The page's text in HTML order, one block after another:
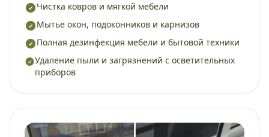
Чистка ковров и мягкой мебели
Мытье окон, подоконников и карнизов
Полная дезинфекция мебели и бытовой техники
Удаление пыли и загрязнений с осветительных
приборов